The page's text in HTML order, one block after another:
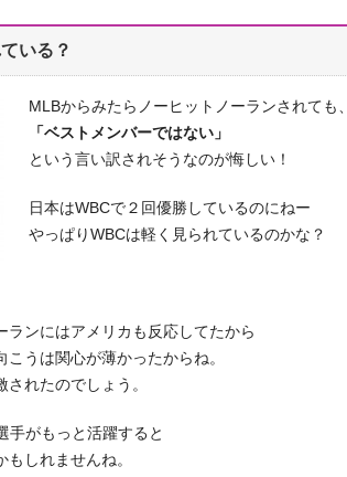
いる？
MLBからみたらノーヒットノーランされても、
「ベストメンバーではない」
という言い訳されそうなのが悔しい！
日本はWBCで２回優勝しているのにねー
やっぱりWBCは軽く見られているのかな？
ランにはアメリカも反応してたから
うは関心が薄かったからね。
れたのでしょう。
手がもっと活躍すると
しれませんね。